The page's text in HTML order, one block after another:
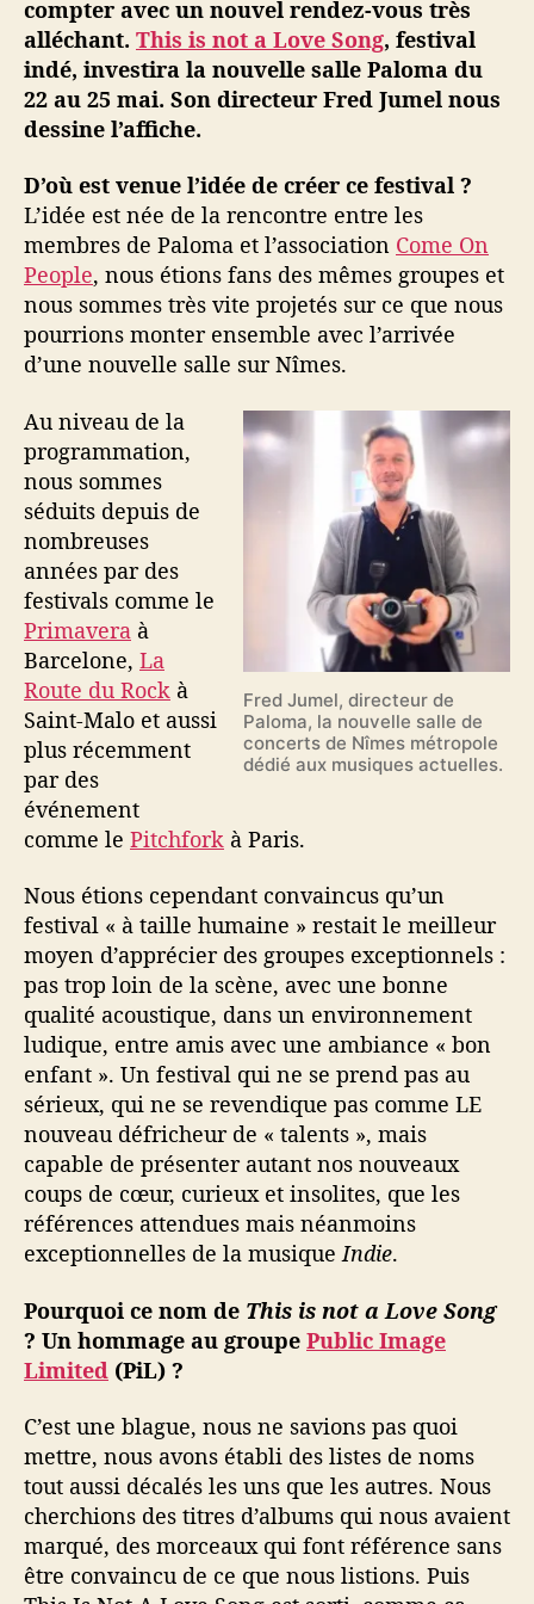
f
e
s
t
a
l
,
l
a
R
o
e
u
R
o
c
k
c
o
m
e
m
o
compter avec un nouvel rendez-vous très
alléchant. This is not a Love Song, festival
indé, investira la nouvelle salle Paloma du
22 au 25 mai. Son directeur Fred Jumel nous
dessine l’affiche.
D’où est venue l’idée de créer ce festival ?
L’idée est née de la rencontre entre les
membres de Paloma et l’association Come On
People, nous étions fans des mêmes groupes et
nous sommes très vite projetés sur ce que nous
pourrions monter ensemble avec l’arrivée
d’une nouvelle salle sur Nîmes.
Fred Jumel, directeur de
Paloma, la nouvelle salle de
concerts de Nîmes métropole
dédié aux musiques actuelles.
Au niveau de la
programmation,
nous sommes
séduits depuis de
nombreuses
années par des
festivals comme le
Primavera à
Barcelone, La
Route du Rock à
Saint-Malo et aussi
plus récemment
par des
événement
comme le Pitchfork à Paris.
Nous étions cependant convaincus qu’un
festival « à taille humaine » restait le meilleur
moyen d’apprécier des groupes exceptionnels :
pas trop loin de la scène, avec une bonne
qualité acoustique, dans un environnement
ludique, entre amis avec une ambiance « bon
enfant ». Un festival qui ne se prend pas au
sérieux, qui ne se revendique pas comme LE
nouveau défricheur de « talents », mais
capable de présenter autant nos nouveaux
coups de cœur, curieux et insolites, que les
références attendues mais néanmoins
exceptionnelles de la musiqueIndie.
Pourquoi ce nom de This is not a Love Song
? Un hommage au groupe Public Image
Limited (PiL) ?
C’est une blague, nous ne savions pas quoi
mettre, nous avons établi des listes de noms
tout aussi décalés les uns que les autres. Nous
cherchions des titres d’albums qui nous avaient
marqué, des morceaux qui font référence sans
être convaincu de ce que nous listions. Puis